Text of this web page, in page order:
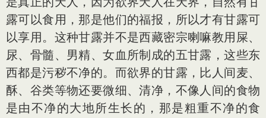
露可以食用，那是他们的福报，所以才有甘露可
以享用。这种甘露并不是西藏密宗喇嘛教用屎、
尿、骨髓、男精、女血所制成的五甘露，这些东
西都是污秽不净的。而欲界的甘露，比人间麦、
酥、谷类等物还要微细、清净，不像人间的食物
是由不净的大地所生长的，那是粗重不净的食